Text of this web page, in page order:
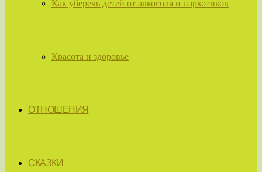
Как уберечь детей от алкоголя и наркотиков
Красота и здоровье
ОТНОШЕНИЯ
СКАЗКИ